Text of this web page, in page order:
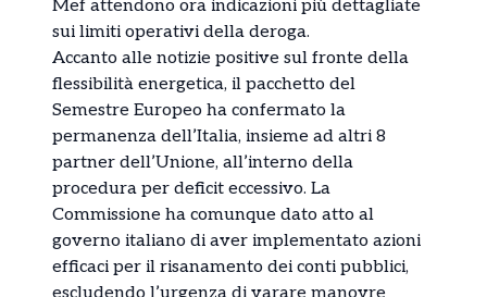
Mef attendono ora indicazioni più dettagliate
sui limiti operativi della deroga.
Accanto alle notizie positive sul fronte della
flessibilità energetica, il pacchetto del
Semestre Europeo ha confermato la
permanenza dell’Italia, insieme ad altri 8
partner dell’Unione, all’interno della
procedura per deficit eccessivo. La
Commissione ha comunque dato atto al
governo italiano di aver implementato azioni
efficaci per il risanamento dei conti pubblici,